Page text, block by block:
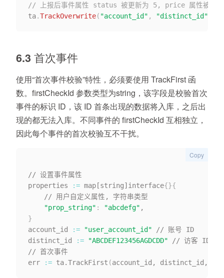
// 上报后事件属性 status 被更新为 5, price 属性被删除
ta.TrackOverwrite( "account_id" , "distinct_id"
6.3 首次事件
使用“首次事件校验”特性，必须要使用 TrackFirst 函
数。firstCheckId 参数类型为string，该字段是校验首次
事件的标识 ID，该 ID 首条出现的数据将入库，之后出
现的都无法入库。不同事件的 firstCheckId 互相独立，
因此每个事件的首次校验互不干扰。
// 设置事件属性
properties
:= map[string]interface{}{
    // 用户自定义属性, 字符串类型
"prop_string" : "abcdefg"
}
account_id
:= "user_account_id" // 账号 ID
distinct_id
:= "ABCDEF123456AGDCDD" // 访客 ID
// 首次事件
err
:= ta.TrackFirst (account_id, distinct_id,
Copy